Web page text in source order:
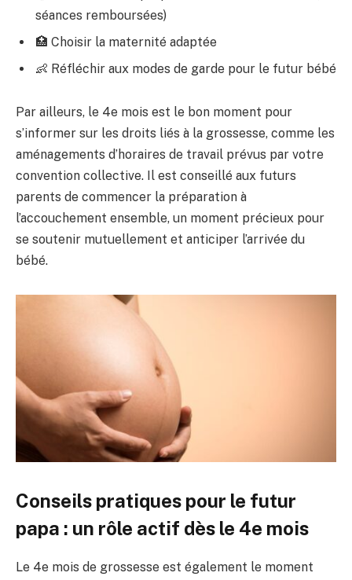
séances remboursées)
🏥 Choisir la maternité adaptée
👶 Réfléchir aux modes de garde pour le futur bébé
Par ailleurs, le 4e mois est le bon moment pour
s’informer sur les droits liés à la grossesse, comme les
aménagements d’horaires de travail prévus par votre
convention collective. Il est conseillé aux futurs
parents de commencer la préparation à
l’accouchement ensemble, un moment précieux pour
se soutenir mutuellement et anticiper l’arrivée du
bébé.
Conseils pratiques pour le futur
papa : un rôle actif dès le 4e mois
Le 4e mois de grossesse est également le moment